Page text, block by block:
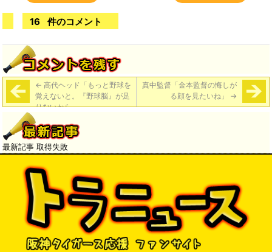
16 件のコメント
← 高代ヘッド「もっと野球を
覚えないと。『野球脳』が足
りないから」
真中監督「金本監督の悔しが
る顔を見たいね」 →
最新記事 取得失敗